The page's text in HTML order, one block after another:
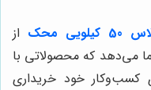
از
می‌دهد که محصولاتی با
کسب‌وکار خود خریداری